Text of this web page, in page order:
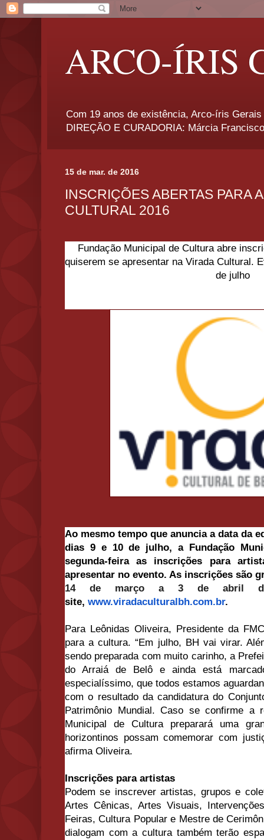
ARCO-ÍRIS
Com 19 anos de existência, Arco-íris
DIREÇÃO E CURADORIA: Márcia
15 de mar. de 2016
INSCRIÇÕES ABERTAS PARA
CULTURAL 2016
Fundação Municipal de Cultura abre
quiserem se apresentar na Virada Cultural.
de julho
Ao mesmo tempo que anuncia a data da
dias 9 e 10 de julho, a Fundação
segunda-feira as inscrições para
apresentar no evento. As inscrições são
14 de março a 3 de abril
site, www.viradaculturalbh.com.br.
Para Leônidas Oliveira, Presidente da
para a cultura. “Em julho, BH vai virar.
sendo preparada com muito carinho, a
do Arraiá de Belô e ainda está
especialíssimo, que todos estamos
com o resultado da candidatura do
Patrimônio Mundial. Caso se confirme a
Municipal de Cultura preparará uma
horizontinos possam comemorar com
afirma Oliveira.
Inscrições para artistas
Podem se inscrever artistas, grupos e
Artes Cênicas, Artes Visuais,
Feiras, Cultura Popular e Mestre de
dialogam com a cultura também terão